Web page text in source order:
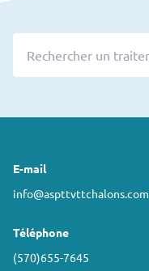
E-mail
info@aspttvttchalons.com
Téléphone
(570)655-7645